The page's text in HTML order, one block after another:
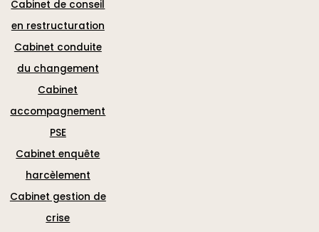
Cabinet de conseil
en restructuration
Cabinet conduite
du changement
Cabinet
accompagnement
PSE
Cabinet enquête
harcèlement
Cabinet gestion de
crise